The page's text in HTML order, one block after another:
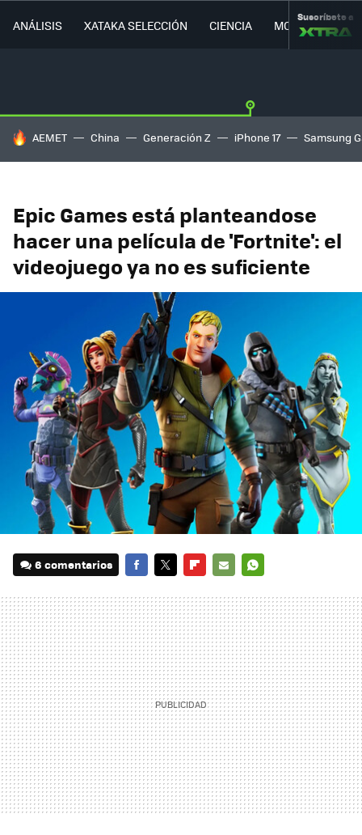
ANÁLISIS XATAKA SELECCIÓN CIENCIA MOVILIDAD
Suscríbete a
HOY SE HABLA DE
AEMET China Generación Z iPhone 17 Samsung
Epic Games está planteandose
hacer una película de 'Fortnite': el
videojuego ya no es suficiente
6 comentarios
MAIL